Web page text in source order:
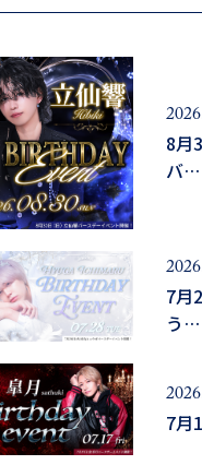
8月
バ…
7月
う…
7月